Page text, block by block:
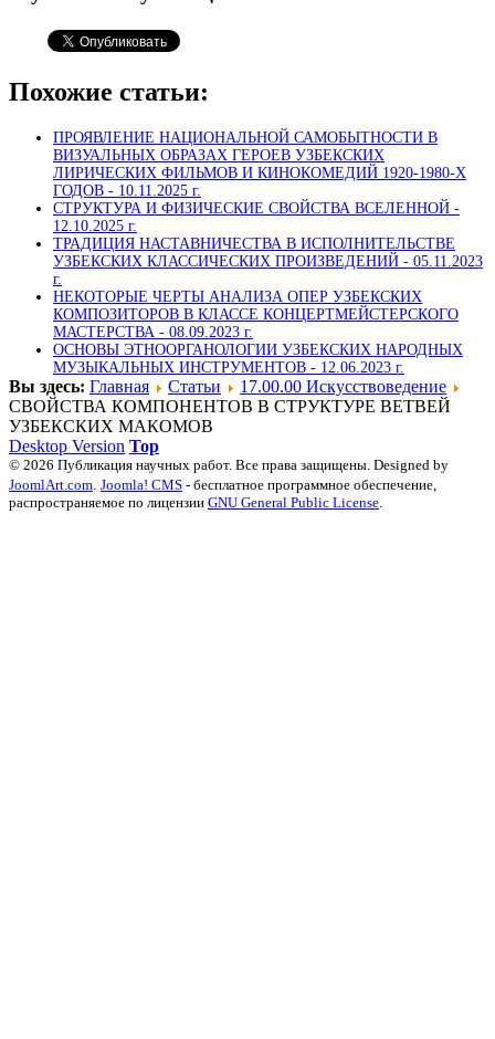
Похожие статьи:
ПРОЯВЛЕНИЕ НАЦИОНАЛЬНОЙ САМОБЫТНОСТИ В
ВИЗУАЛЬНЫХ ОБРАЗАХ ГЕРОЕВ УЗБЕКСКИХ
ЛИРИЧЕСКИХ ФИЛЬМОВ И КИНОКОМЕДИЙ 1920-1980-Х
ГОДОВ - 10.11.2025 г.
СТРУКТУРА И ФИЗИЧЕСКИЕ СВОЙСТВА ВСЕЛЕННОЙ -
12.10.2025 г.
ТРАДИЦИЯ НАСТАВНИЧЕСТВА В ИСПОЛНИТЕЛЬСТВЕ
УЗБЕКСКИХ КЛАССИЧЕСКИХ ПРОИЗВЕДЕНИЙ - 05.11.2023
г.
НЕКОТОРЫЕ ЧЕРТЫ АНАЛИЗА ОПЕР УЗБЕКСКИХ
КОМПОЗИТОРОВ В КЛАССЕ КОНЦЕРТМЕЙСТЕРСКОГО
МАСТЕРСТВА - 08.09.2023 г.
ОСНОВЫ ЭТНООРГАНОЛОГИИ УЗБЕКСКИХ НАРОДНЫХ
МУЗЫКАЛЬНЫХ ИНСТРУМЕНТОВ - 12.06.2023 г.
Вы здесь: Главная Статьи
17.00.00 Искусствоведение
СВОЙСТВА КОМПОНЕНТОВ В СТРУКТУРЕ ВЕТВЕЙ
УЗБЕКСКИХ МАКОМОВ
Desktop Version Top
© 2026 Публикация научных работ. Все права защищены. Designed by
JoomlArt.com Joomla! CMS - бесплатное программное обеспечение,
распространяемое по лицензии GNU General Public License